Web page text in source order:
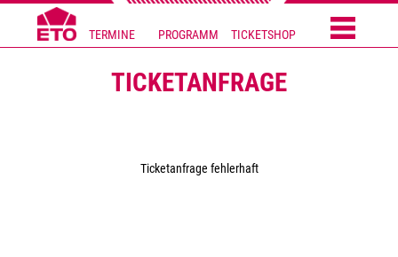
TERMINE PROGRAMM TICKETSHOP
TICKETANFRAGE
Ticketanfrage fehlerhaft